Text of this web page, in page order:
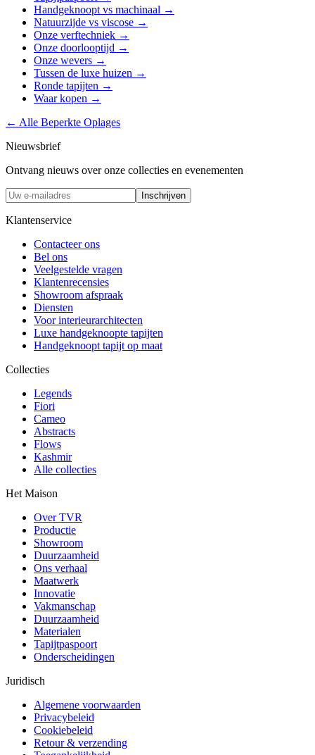
Handgeknoopt vs machinaal →
Natuurzijde vs viscose →
Onze verftechniek →
Onze doorlooptijd →
Onze wevers →
Tussen de luxe huizen →
Ronde tapijten →
Waar kopen →
← Alle Beperkte Oplages
Nieuwsbrief
Ontvang nieuws over onze collecties en evenementen
Inschrijven
Klantenservice
Contacteer ons
Bel ons
Veelgestelde vragen
Klantenrecensies
Showroom afspraak
Diensten
Voor interieurarchitecten
Luxe handgeknoopte tapijten
Handgeknoopt tapijt op maat
Collecties
Legends
Fiori
Cameo
Abstracts
Flows
Kashmir
Alle collecties
Het Maison
Over TVR
Productie
Showroom
Duurzaamheid
Ons verhaal
Maatwerk
Innovatie
Vakmanschap
Duurzaamheid
Materialen
Tapijtpaspoort
Onderscheidingen
Juridisch
Algemene voorwaarden
Privacybeleid
Cookiebeleid
Retour & verzending